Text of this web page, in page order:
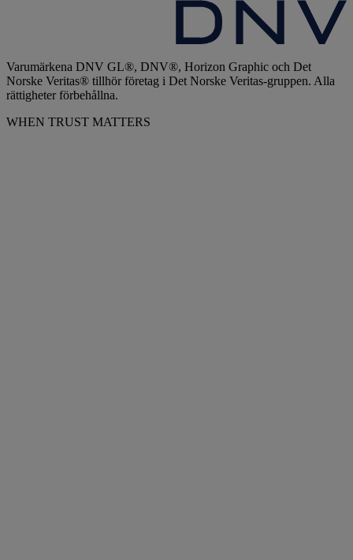
Varumärkena DNV GL®, DNV®, Horizon Graphic och Det
Norske Veritas® tillhör företag i Det Norske Veritas-gruppen. Alla
rättigheter förbehållna.
WHEN TRUST MATTERS